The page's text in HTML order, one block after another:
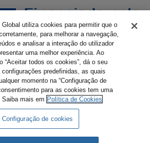
Eletrónico
utiliza cookies para permitir que o
para melhorar a navegação,
e analisar a interação do utilizador
uma melhor experiência. Ao
“Aceitar todos os cookies”, dá o seu
predefinidas, as quais
momento na “Configuração de
para as cookies tem uma
mais em Política de Cookies
Configuração de cookies